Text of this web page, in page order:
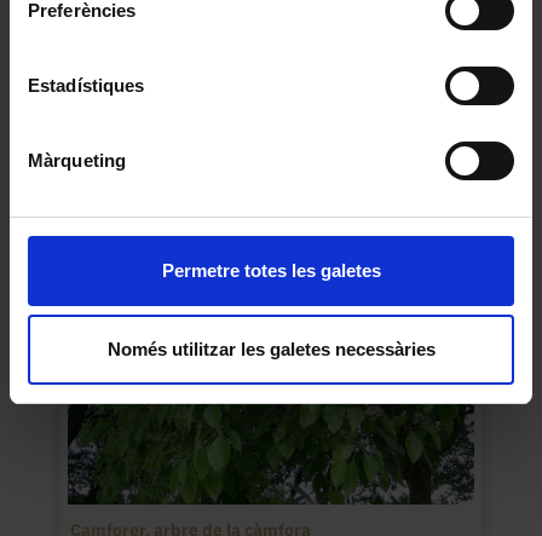
Preferències
Estadístiques
Màrqueting
Permetre totes les galetes
Només utilitzar les galetes necessàries
2015
Camforer, arbre de la càmfora